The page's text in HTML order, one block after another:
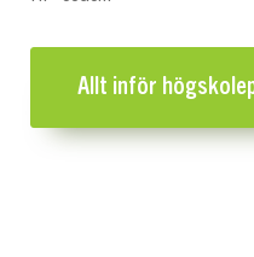
Allt inför